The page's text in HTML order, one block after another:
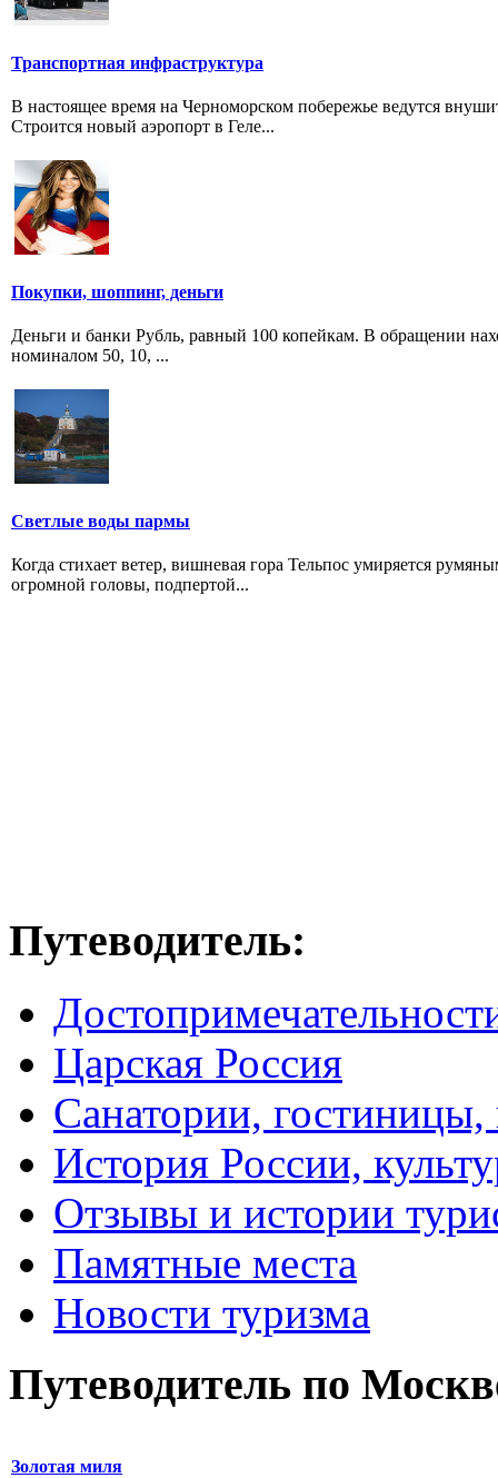
Транспортная инфраструктура
В настоящее время на Черноморском побережье ведутся
Строится новый аэропорт в Геле...
Покупки, шоппинг, деньги
Деньги и банки Рубль, равный 100 копейкам. В обращении
номиналом 50, 10, ...
Светлые воды пармы
Когда стихает ветер, вишневая гора Тельпос умиряется
огромной головы, подпертой...
Путеводитель:
Царская Россия
Санатории, гостиницы,
История России,
Отзывы и истории
Памятные места
Новости туризма
Путеводитель по
Золотая миля